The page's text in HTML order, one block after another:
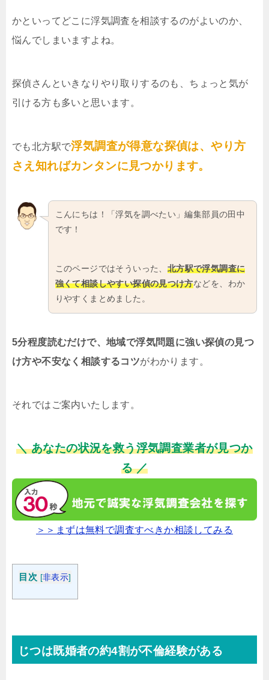
かといってどこに浮気調査を相談するのがよいのか、
悩んでしまいますよね。
探偵さんといきなりやり取りするのも、ちょっと気が
引ける方も多いと思います。
でも北方駅で浮気調査が得意な探偵は、やり方
さえ知ればカンタンに見つかります。
こんにちは！「浮気を調べたい」編集部員の田中
です！
このページではそういった、 北方駅で浮気調査に
強くて相談しやすい探偵の見つけ方などを、わか
りやすくまとめました。
5分程度読むだけで、地域で浮気問題に強い探偵の見つ
け方や不安なく相談するコツがわかります。
それではご案内いたします。
＼ あなたの状況を救う浮気調査業者が見つか
る ／
＞＞まずは無料で調査すべきか相談してみる
目次 [非表示]
じつは既婚者の約4割が不倫経験がある